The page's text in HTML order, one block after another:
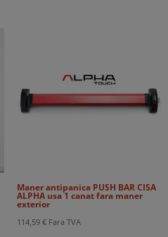
Maner antipanica PUSH BAR CISA
ALPHA usa 1 canat fara maner
exterior
114,59 € Fara TVA